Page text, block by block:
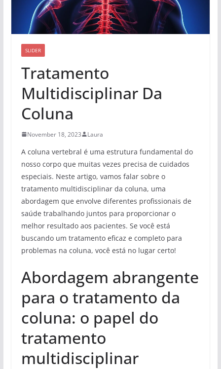
SLIDER
Tratamento
Multidisciplinar Da
Coluna
November 18, 2023 Laura
A coluna vertebral é uma estrutura fundamental do
nosso corpo que muitas vezes precisa de cuidados
especiais. Neste artigo, vamos falar sobre o
tratamento multidisciplinar da coluna, uma
abordagem que envolve diferentes profissionais de
saúde trabalhando juntos para proporcionar o
melhor resultado aos pacientes. Se você está
buscando um tratamento eficaz e completo para
problemas na coluna, você está no lugar certo!
Abordagem abrangente
para o tratamento da
coluna: o papel do
tratamento
multidisciplinar